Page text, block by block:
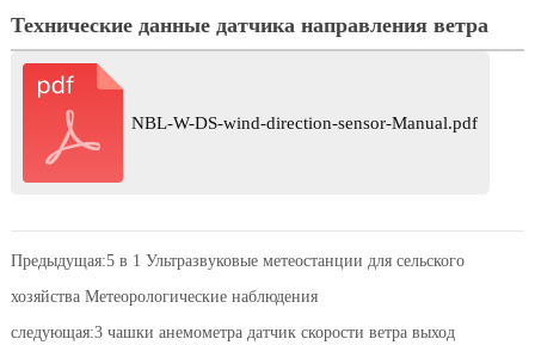
Технические данные датчика направления ветра
NBL-W-DS-wind-direction-sensor-Manual.pdf
Предыдущая:5 в 1 Ультразвуковые метеостанции для сельского
хозяйства Метеорологические наблюдения
следующая:3 чашки анемометра датчик скорости ветра выход